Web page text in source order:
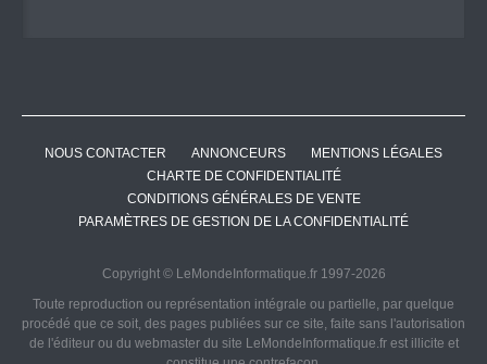
NOUS CONTACTER ANNONCEURS
MENTIONS LÉGALES
CHARTE DE CONFIDENTIALITÉ
CONDITIONS GÉNÉRALES DE VENTE
PARAMÈTRES DE GESTION DE LA CONFIDENTIALITÉ
Copyright © LeMondeInformatique.fr 1997-2026
Toute reproduction ou représentation intégrale ou partielle, par quelque
procédé que ce soit, des pages publiées sur ce site, faite sans l'autorisation
de l'éditeur ou du webmaster du site LeMondeInformatique.fr est illicite et